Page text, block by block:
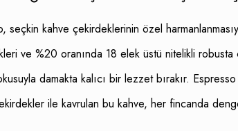
kahve çekirdeklerinin özel
ve %20 oranında 18 elek üstü nitelikli robusta
damakta kalıcı bir lezzet bırakır.
ile kavrulan bu kahve, her fincanda